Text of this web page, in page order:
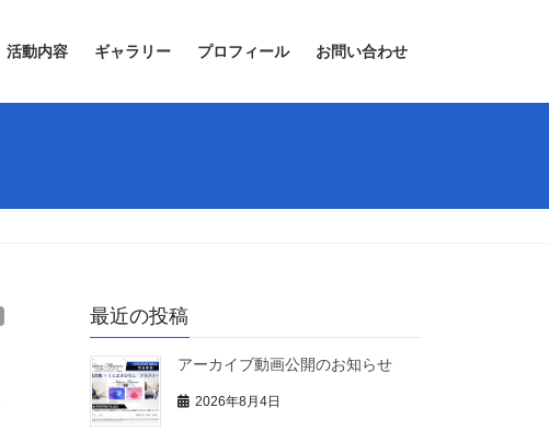
活動内容 ギャラリー プロフィール お問い合わせ
最近の投稿
アーカイブ動画公開のお知らせ
2026年8月4日